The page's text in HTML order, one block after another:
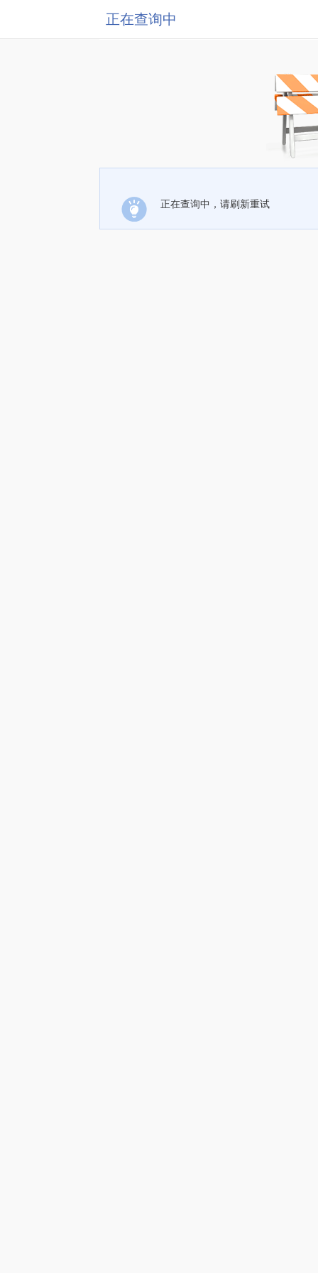
正在查询中
正在查询中，请刷新重试